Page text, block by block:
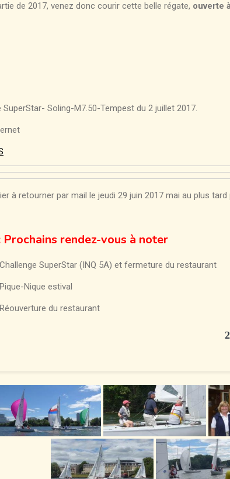
de 2017, venez donc courir cette belle régate, ouverte
SuperStar- Soling-M7.50-Tempest du 2 juillet 2017.
à retourner par mail le jeudi 29 juin 2017 mai au plus
Prochains rendez-vous à noter
Challenge SuperStar (INQ 5A) et fermeture du restaurant
Pique-Nique estival
Réouverture du restaurant